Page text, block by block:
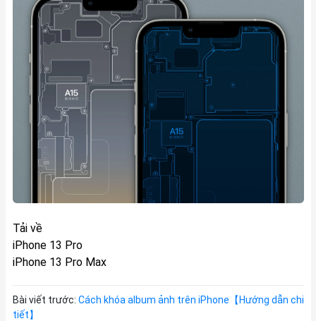
Tải về
iPhone 13 Pro
iPhone 13 Pro Max
Bài viết trước: Cách khóa album ảnh trên iPhone【Hướng dẫn chi
tiết】